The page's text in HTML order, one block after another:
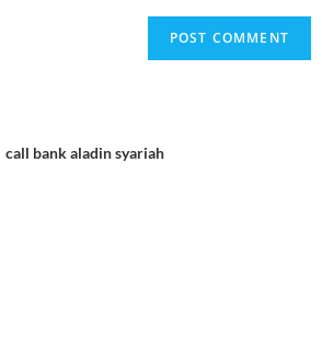
call bank aladin syariah